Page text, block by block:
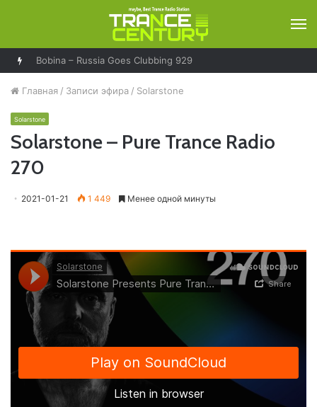
Bobina – Russia Goes Clubbing 929
Главная / Записи эфира / Solarstone
Solarstone
Solarstone – Pure Trance Radio
270
2021-01-21 1 449 Менее одной минуты